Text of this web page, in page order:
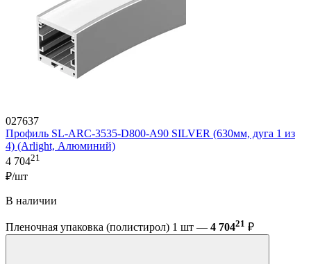
027637
Профиль SL-ARC-3535-D800-A90 SILVER (630мм, дуга 1 из
4) (Arlight, Алюминий)
4 70421
₽/шт
В наличии
Пленочная упаковка (полистирол) 1 шт — 4 70421 ₽